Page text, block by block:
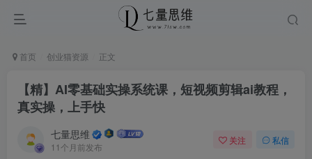
首页 创业猫资源 正文
【精】AI零基础实操系统课，短视频剪辑ai教程，
真实操，上手快
七量思维
11个月前发布
关注 私信